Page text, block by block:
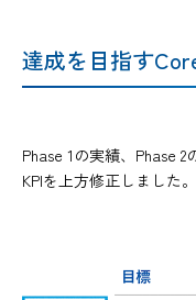
達成を目指す
Phase 1の実績、Phase
KPIを上方修正しました。